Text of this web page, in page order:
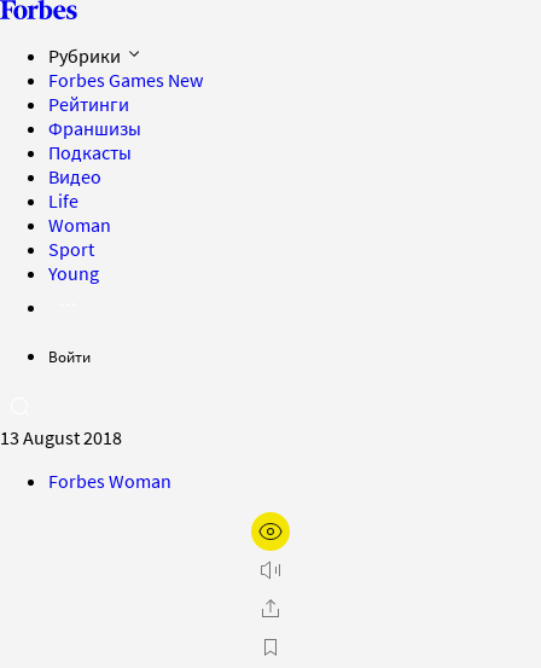
Рубрики
Forbes Games New
Рейтинги
Франшизы
Подкасты
Видео
Life
Woman
Sport
Young
Войти
13 August 2018
Forbes Woman